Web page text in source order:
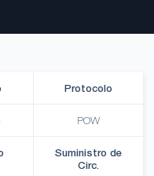
Protocolo
POW
Suministro de
Circ.